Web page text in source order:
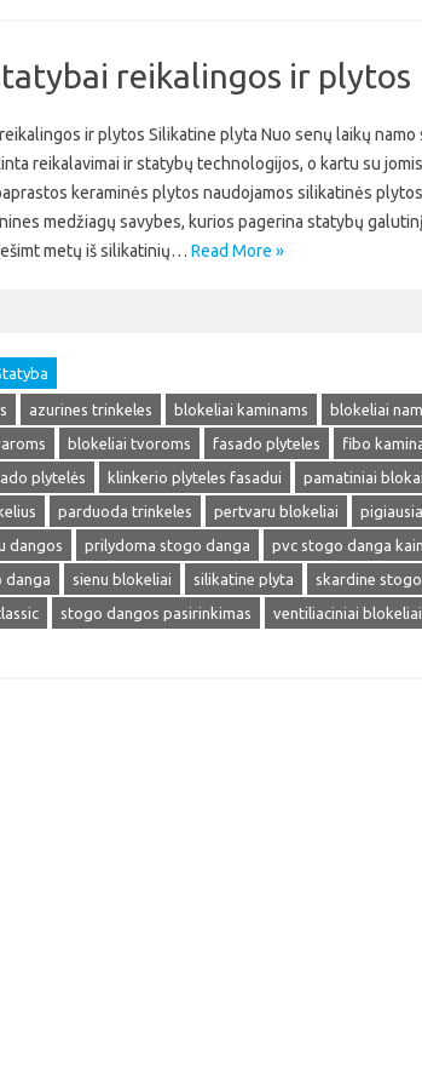
reikalingos ir plytos
ir plytos Silikatine plyta Nuo senų laikų
reikalavimai ir statybų technologijos, o kartu su
keraminės plytos naudojamos silikatinės
medžiagų savybes, kurios pagerina statybų
metų iš silikatinių… Read More »
azurines trinkeles blokeliai kaminams blokeliai
blokeliai tvoroms fasado plyteles fibo
plytelės
klinkerio plyteles fasadui pamatiniai
parduoda trinkeles pertvaru blokeliai
dangos
prilydoma stogo danga pvc stogo danga
danga
sienu blokeliai silikatine plyta
skardine
stogo dangos pasirinkimas ventiliaciniai blokeliai